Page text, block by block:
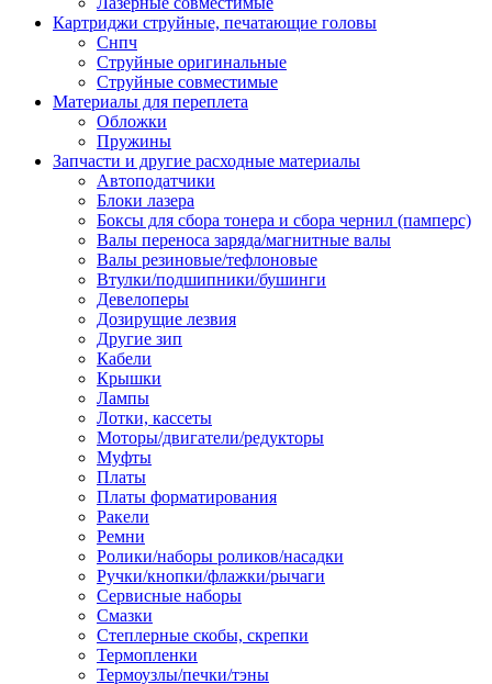
Наконечник быстроразмыкаемый
Наконечник кабельный со
Наконечник кабельный трубчатый
медных проводников
Наконечник обжимной кабельный
медных проводников
din 46236
Наконечник-гильза для медных
проводников
Пружина постоянного давления
Сжим ответвительный,
Ящик для хранения инструмента и
Анкер болтовой
Болт анкерный
Болт с т-образной головкой
Болт с шестигранной головкой
Винт с кольцом
Гайка длинная
Картриджи струйные, печатающие головы
Снпч
Струйные оригинальные
Струйные совместимые
Материалы для переплета
Обложки
Пружины
Запчасти и другие расходные материалы
Автоподатчики
Блоки лазера
Боксы для сбора тонера и сбора чернил (памперс)
Валы переноса заряда/магнитные валы
Валы резиновые/тефлоновые
Втулки/подшипники/бушинги
Девелоперы
Дозирущие лезвия
Другие зип
Кабели
Крышки
Лампы
Лотки, кассеты
Моторы/двигатели/редукторы
Муфты
Платы
Платы форматирования
Ракели
Ремни
Ролики/наборы роликов/насадки
Ручки/кнопки/флажки/рычаги
Сервисные наборы
Смазки
Степлерные скобы, скрепки
Термопленки
Термоузлы/печки/тэны